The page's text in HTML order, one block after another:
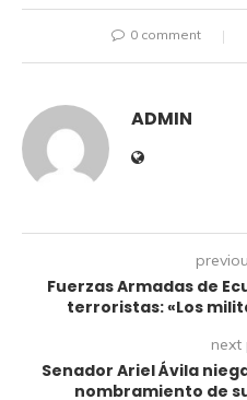
0 comment
ADMIN
Fuerzas Armadas de
terroristas: «Los
next
Senador Ariel Ávila
nombramiento de